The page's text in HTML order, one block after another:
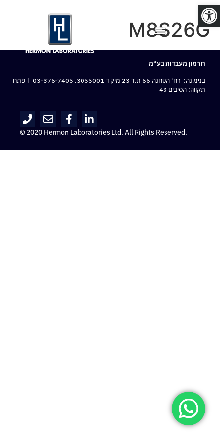
פתח סרגל נגישות
M8S26G
חרמון מעבדות בע“מ
בנימינה: רח‘ הטחנה 66 ת.ד 23 מיקוד 3055001,
03-376-7405 | פתח
תקווה: הסיבים 43
© 2020 Hermon Laboratories Ltd. All Rights Reserved.